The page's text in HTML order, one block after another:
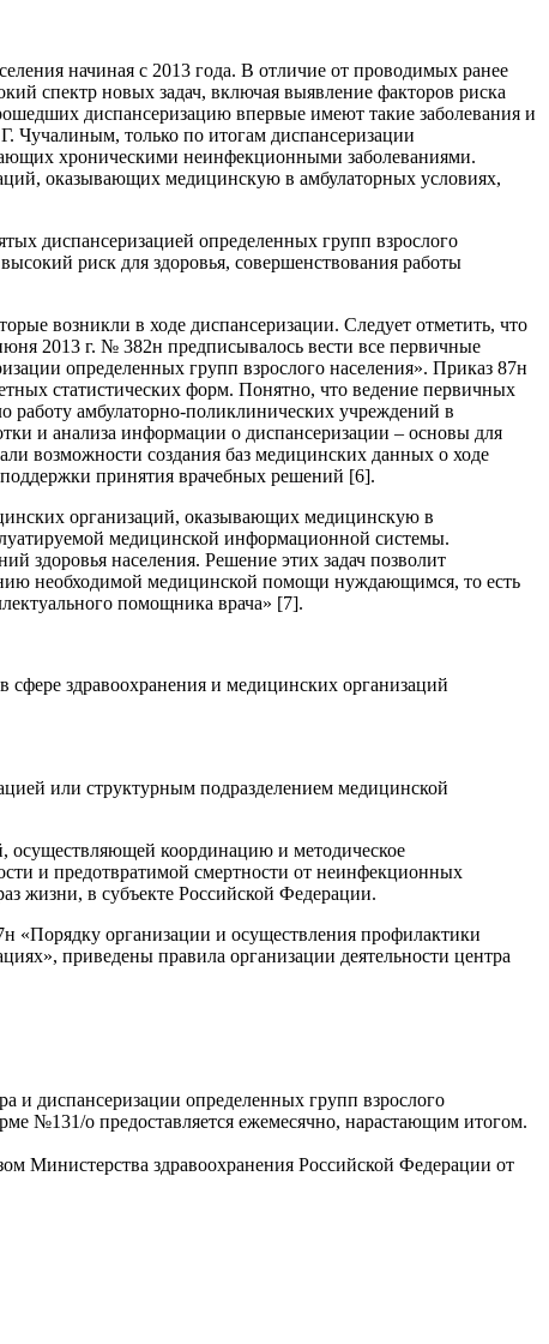
начиная с 2013 года. В отличие от проводимых ранее
спектр новых задач, включая выявление факторов риска
диспансеризацию впервые имеют такие заболевания и
только по итогам диспансеризации
хроническими неинфекционными заболеваниями.
оказывающих медицинскую в амбулаторных условиях,
диспансеризацией определенных групп взрослого
риск для здоровья, совершенствования работы
возникли в ходе диспансеризации. Следует отметить, что
2013 г. № 382н предписывалось вести все первичные
определенных групп взрослого населения». Приказ 87н
статистических форм. Понятно, что ведение первичных
работу амбулаторно-поликлинических учреждений в
и анализа информации о диспансеризации – основы для
возможности создания баз медицинских данных о ходе
принятия врачебных решений [6].
организаций, оказывающих медицинскую в
медицинской информационной системы.
здоровья населения. Решение этих задач позволит
необходимой медицинской помощи нуждающимся, то есть
помощника врача» [7].
здравоохранения и медицинских организаций
или структурным подразделением медицинской
осуществляющей координацию и методическое
и предотвратимой смертности от неинфекционных
жизни, в субъекте Российской Федерации.
«Порядку организации и осуществления профилактики
приведены правила организации деятельности центра
и диспансеризации определенных групп взрослого
№131/о предоставляется ежемесячно, нарастающим итогом.
Министерства здравоохранения Российской Федерации от